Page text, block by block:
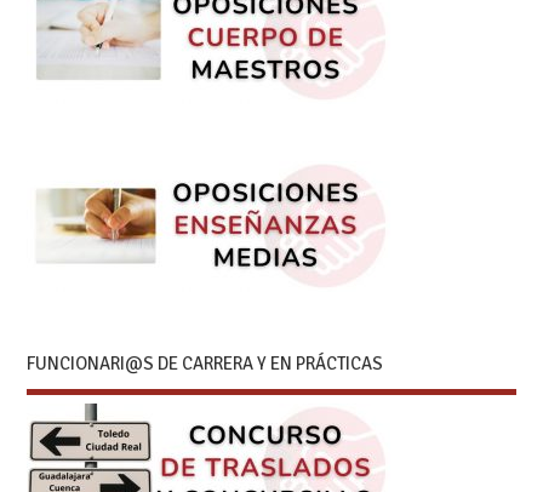
FUNCIONARI@S DE CARRERA Y EN PRÁCTICAS